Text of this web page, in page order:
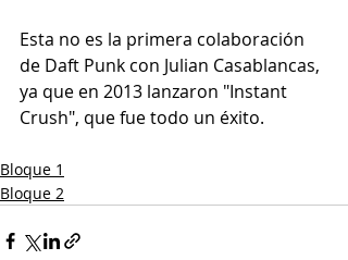
Esta no es la primera colaboración
de Daft Punk con Julian Casablancas,
ya que en 2013 lanzaron "Instant
Crush", que fue todo un éxito.
Bloque 1
Bloque 2